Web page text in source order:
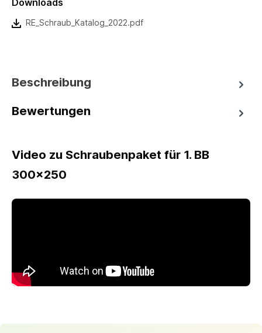
RE_Schraub_Katalog_2022.pdf
Beschreibung
Bewertungen
Video zu Schraubenpaket für 1. BB
300x250